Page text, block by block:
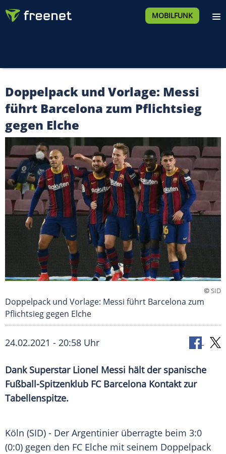
MOBILFUNK
Doppelpack und Vorlage: Messi
führt Barcelona zum Pflichtsieg
gegen Elche
©SID
Doppelpack und Vorlage: Messi führt Barcelona zum
Pflichtsieg gegen Elche
24.02.2021 - 20:58 Uhr
Dank Superstar Lionel Messi hält der spanische
Fußball-Spitzenklub FC Barcelona Kontakt zur
Tabellenspitze.
Köln (SID) - Der Argentinier überragte beim 3:0
(0:0) gegen den FC Elche mit seinem Doppelpack